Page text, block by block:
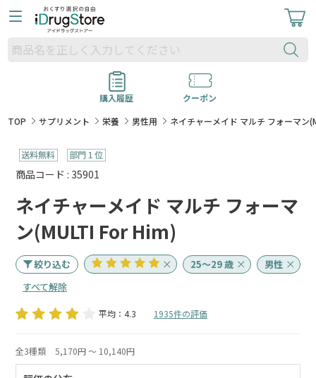
購入履歴
クーポン
TOP
サプリメント 栄養 男性用 ネイチャーメイド マルチ フォーマン
商品コード : 35901
ネイチャーメイド マルチ フォーマ
ン(MULTI For Him)
絞り込む 25～29 歳
男性
すべて解除
平均：4.3 1935件の評価
全3種類 5,170円 ～ 10,140円